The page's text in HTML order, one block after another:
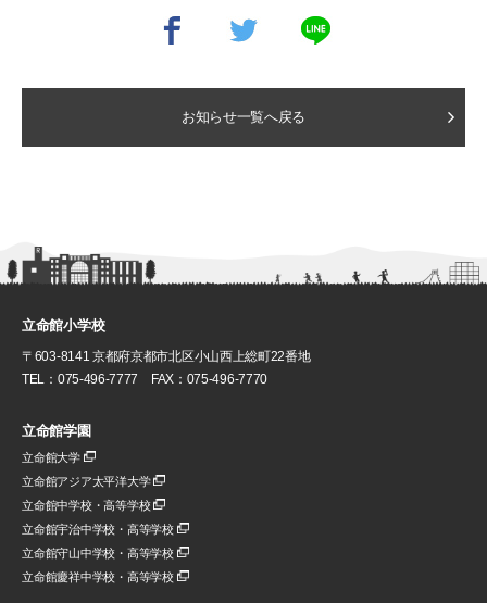
お知らせ一覧へ戻る
立命館小学校
〒603-8141 京都府京都市北区小山西上総町22番地
TEL：075-496-7777 FAX：075-496-7770
立命館学園
立命館大学
立命館アジア太平洋大学
立命館中学校・高等学校
立命館宇治中学校・高等学校
立命館守山中学校・高等学校
立命館慶祥中学校・高等学校